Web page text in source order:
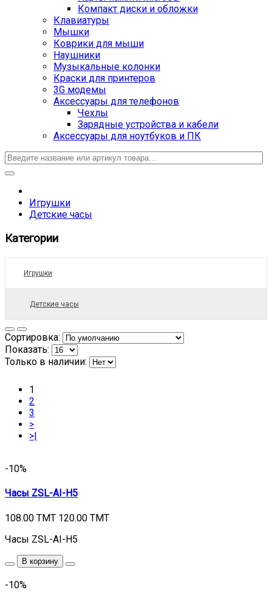
Компакт диски и обложки
Клавиатуры
Мышки
Коврики для мыши
Наушники
Музыкальные колонки
Краски для принтеров
3G модемы
Аксессуары для телефонов
Чехлы
Зарядные устройства и кабели
Аксессуары для ноутбуков и ПК
Игрушки
Детские часы
Категории
Игрушки
Детские часы
Сортировка:
Показать:
Только в наличии:
1
2
3
>
>|
-10%
Часы ZSL-AI-H5
108.00 TMT 120.00 TMT
Часы ZSL-AI-H5
В корзину
-10%